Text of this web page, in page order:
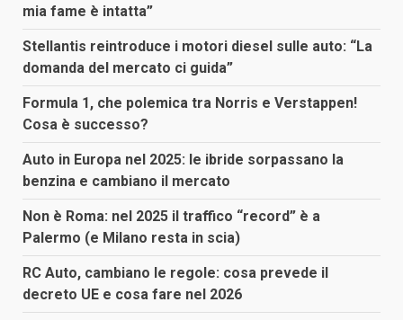
mia fame è intatta”
Stellantis reintroduce i motori diesel sulle auto: “La
domanda del mercato ci guida”
Formula 1, che polemica tra Norris e Verstappen!
Cosa è successo?
Auto in Europa nel 2025: le ibride sorpassano la
benzina e cambiano il mercato
Non è Roma: nel 2025 il traffico “record” è a
Palermo (e Milano resta in scia)
RC Auto, cambiano le regole: cosa prevede il
decreto UE e cosa fare nel 2026